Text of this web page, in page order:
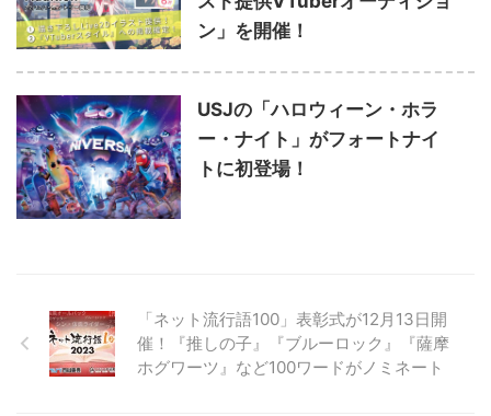
ン」を開催！
USJの「ハロウィーン・ホラ
ー・ナイト」がフォートナイ
トに初登場！
「ネット流行語100」表彰式が12月13日開
催！『推しの子』『ブルーロック』『薩摩
ホグワーツ』など100ワードがノミネート